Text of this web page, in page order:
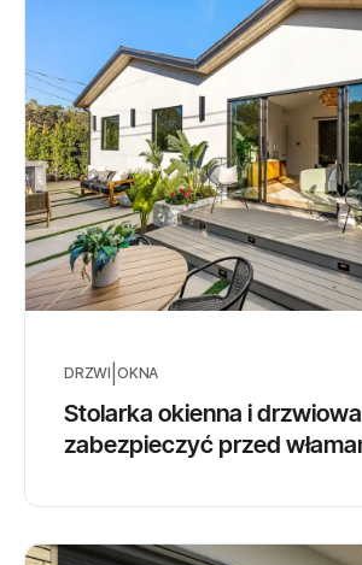
DRZWI |OKNA
Stolarka okienna i
zabezpieczyć przed